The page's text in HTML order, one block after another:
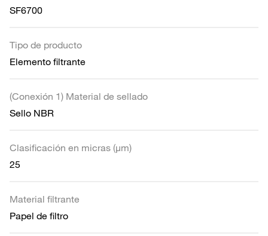
SF6700
Tipo de producto
Elemento filtrante
(Conexión 1) Material de sellado
Sello NBR
Clasificación en micras (µm)
25
Material filtrante
Papel de filtro